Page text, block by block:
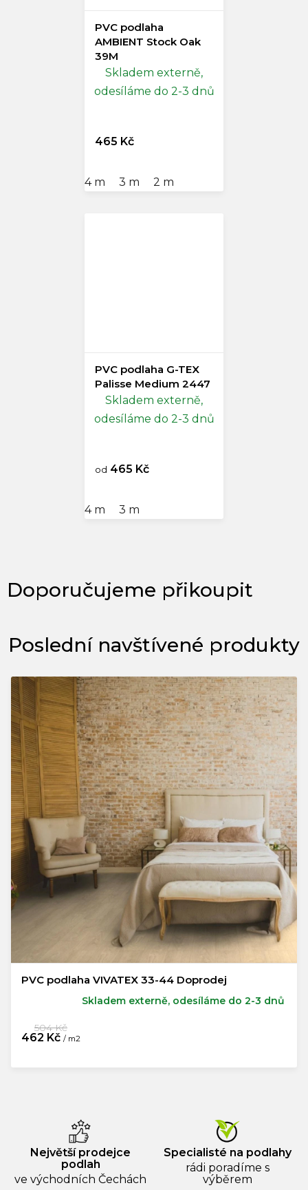
PVC podlaha
AMBIENT Stock Oak
39M
Skladem externě,
odesíláme do 2-3 dnů
465 Kč
4 m 3 m 2 m
PVC podlaha G-TEX
Palisse Medium 2447
Skladem externě,
odesíláme do 2-3 dnů
od 465 Kč
4 m 3 m
Poslední navštívené produkty
PVC podlaha VIVATEX 33-44 Doprodej
504 Kč
462 Kč / m2
Skladem externě, odesíláme do 2-3 dnů
Největší prodejce
podlah
ve východních Čechách
Specialisté na podlahy
rádi poradíme s
výběrem